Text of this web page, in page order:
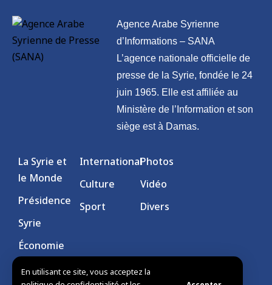
En utilisant ce site, vous acceptez la
Agence Arabe Syrienne
d’Informations – SANA
L’agence nationale officielle de
presse de la Syrie, fondée le 24
juin 1965. Elle est affiliée au
Ministère de l’Information et son
siège est à Damas.
La Syrie et
le Monde
Présidence
Syrie
Économie
International
Culture
Sport
Photos
Vidéo
Divers